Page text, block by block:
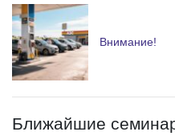
Внимание!
Ближайшие